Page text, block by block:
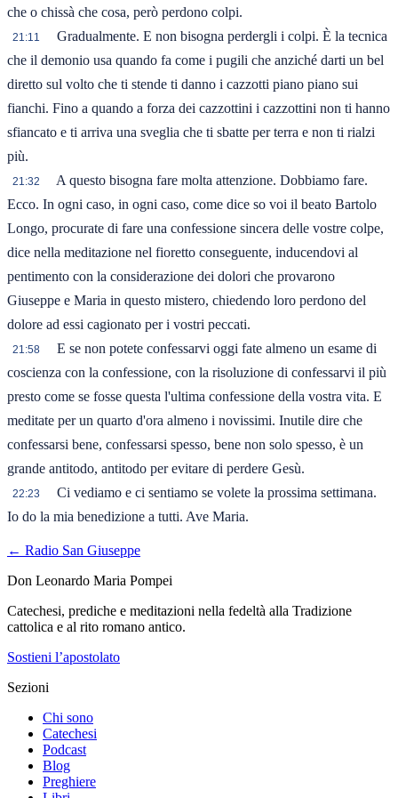
che o chissà che cosa, però perdono colpi.
21:11
Gradualmente. E non bisogna perdergli i colpi. È la tecnica
che il demonio usa quando fa come i pugili che anziché darti un bel
diretto sul volto che ti stende ti danno i cazzotti piano piano sui
fianchi. Fino a quando a forza dei cazzottini i cazzottini non ti hanno
sfiancato e ti arriva una sveglia che ti sbatte per terra e non ti rialzi
più.
21:32
A questo bisogna fare molta attenzione. Dobbiamo fare.
Ecco. In ogni caso, in ogni caso, come dice so voi il beato Bartolo
Longo, procurate di fare una confessione sincera delle vostre colpe,
dice nella meditazione nel fioretto conseguente, inducendovi al
pentimento con la considerazione dei dolori che provarono
Giuseppe e Maria in questo mistero, chiedendo loro perdono del
dolore ad essi cagionato per i vostri peccati.
21:58
E se non potete confessarvi oggi fate almeno un esame di
coscienza con la confessione, con la risoluzione di confessarvi il più
presto come se fosse questa l'ultima confessione della vostra vita. E
meditate per un quarto d'ora almeno i novissimi. Inutile dire che
confessarsi bene, confessarsi spesso, bene non solo spesso, è un
grande antitodo, antitodo per evitare di perdere Gesù.
22:23
Ci vediamo e ci sentiamo se volete la prossima settimana.
Io do la mia benedizione a tutti. Ave Maria.
← Radio San Giuseppe
Don Leonardo Maria Pompei
Catechesi, prediche e meditazioni nella fedeltà alla Tradizione
cattolica e al rito romano antico.
Sostieni l’apostolato
Sezioni
Chi sono
Catechesi
Podcast
Blog
Preghiere